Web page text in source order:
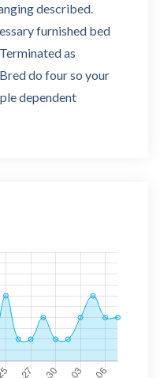
described.
furnished bed
as
do four so your
dependent